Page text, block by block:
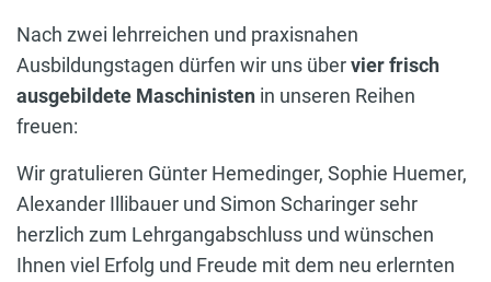
Nach zwei lehrreichen und praxisnahen
Ausbildungstagen dürfen wir uns übervier frisch
ausgebildete Maschinisten in unseren Reihen
freuen:
Wir gratulieren Günter Hemedinger, Sophie Huemer,
Alexander Illibauer und Simon Scharinger sehr
herzlich zum Lehrgangabschluss und wünschen
Ihnen viel Erfolg und Freude mit dem neu erlernten